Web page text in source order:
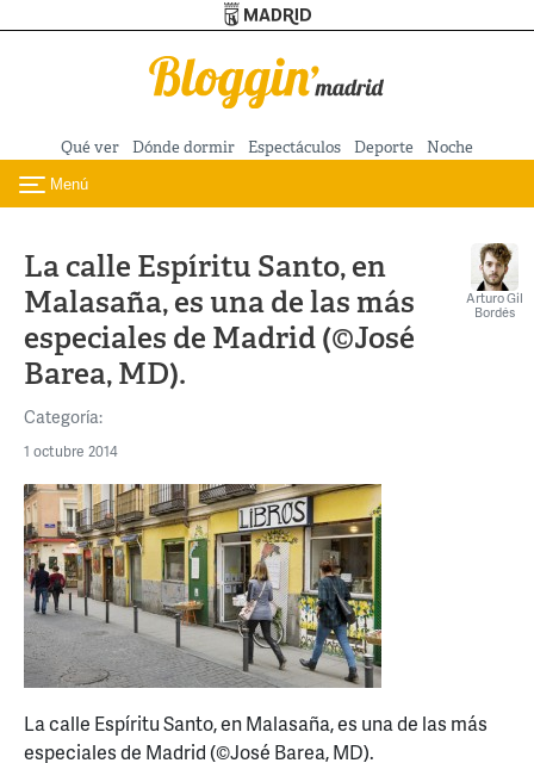
Pasar al contenido principal
Qué ver Dónde dormir Espectáculos Deporte Noche
Toggle navigation
Menú
La calle Espíritu Santo, en
Malasaña, es una de las más
especiales de Madrid (©José
Barea, MD).
Categoría:
1 octubre 2014
Arturo Gil
Bordés
La calle Espíritu Santo, en Malasaña, es una de las más
especiales de Madrid (©José Barea, MD).